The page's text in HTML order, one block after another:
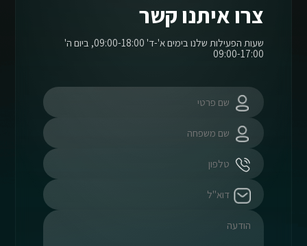
צרו איתנו קשר
שעות הפעילות שלנו בימים א'-ד' 09:00-18:00, ביום ה'
09:00-17:00